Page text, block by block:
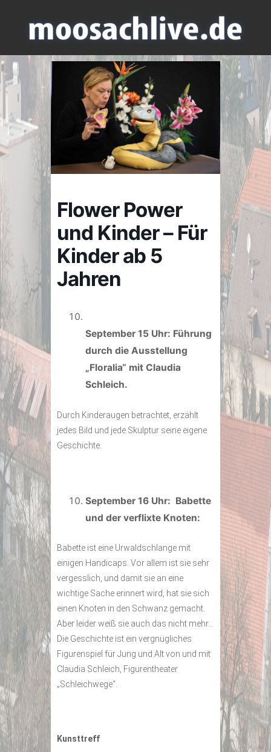
Flower Power
und Kinder – Für
Kinder ab 5
Jahren
September 15 Uhr: Führung
durch die Ausstellung
„Floralia“ mit Claudia
Schleich.
Durch Kinderaugen betrachtet, erzählt
jedes Bild und jede Skulptur seine eigene
Geschichte.
September 16 Uhr: Babette
und der verflixte Knoten:
Babette ist eine Urwaldschlange mit
einigen Handicaps. Vor allem ist sie sehr
vergesslich, und damit sie an eine
wichtige Sache erinnert wird, hat sie sich
einen Knoten in den Schwanz gemacht.
Aber leider weiß sie auch das nicht mehr…
Die Geschichte ist ein vergnügliches
Figurenspiel für Jung und Alt von und mit
Claudia Schleich, Figurentheater
„Schleichwege“.
Kunsttreff